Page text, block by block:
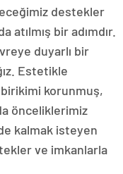
destekler
bir adımdır.
duyarlı bir
Estetikle
korunmuş,
önceliklerimiz
kalmak isteyen
ve imkanlarla